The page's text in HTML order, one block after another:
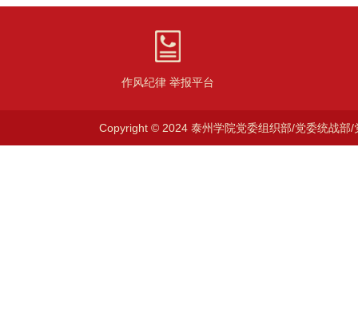
作风纪律 举报平台
Copyright © 2024 泰州学院党委组织部/党委统战部/